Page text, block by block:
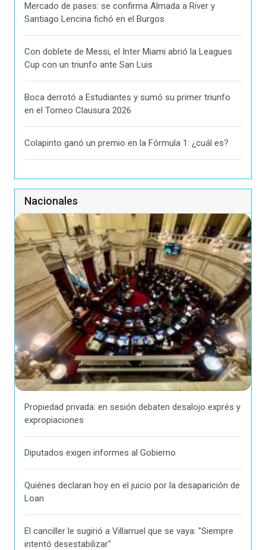
Mercado de pases: se confirma Almada a River y
Santiago Lencina fichó en el Burgos
Con doblete de Messi, el Inter Miami abrió la Leagues
Cup con un triunfo ante San Luis
Boca derrotó a Estudiantes y sumó su primer triunfo
en el Torneo Clausura 2026
Colapinto ganó un premio en la Fórmula 1: ¿cuál es?
Nacionales
Propiedad privada: en sesión debaten desalojo exprés y
expropiaciones
Diputados exigen informes al Gobierno
Quiénes declaran hoy en el juicio por la desaparición de
Loan
El canciller le sugirió a Villarruel que se vaya: "Siempre
intentó desestabilizar"